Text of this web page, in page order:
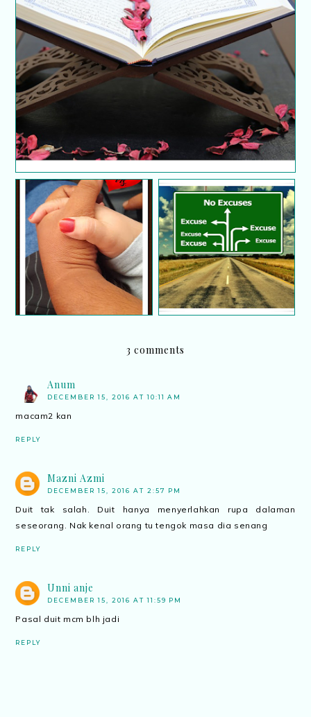
10 surah penerang hati menurut Rasulullah SAW
Dosa Gugur Apabila
Suami Dan Isteri
Bersalaman
Hindari mencari-cari
alasan
3 comments
Anum
DECEMBER 15, 2016 AT 10:11 AM
macam2 kan
REPLY
Mazni Azmi
DECEMBER 15, 2016 AT 2:57 PM
Duit tak salah. Duit hanya menyerlahkan rupa dalaman
seseorang. Nak kenal orang tu tengok masa dia senang
REPLY
Unni anje
DECEMBER 15, 2016 AT 11:59 PM
Pasal duit mcm blh jadi
REPLY